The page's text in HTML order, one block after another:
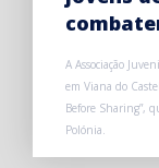
A Associação
em Viana do
Before Sharing”,
Polónia.